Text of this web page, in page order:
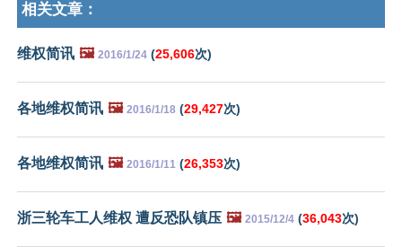
相关文章：
维权简讯 🖼️ 2016/1/24 (25,606次)
各地维权简讯 🖼️ 2016/1/18 (29,427次)
各地维权简讯 🖼️ 2016/1/11 (26,353次)
浙三轮车工人维权 遭反恐队镇压 🖼️ 2015/12/4 (36,043次)